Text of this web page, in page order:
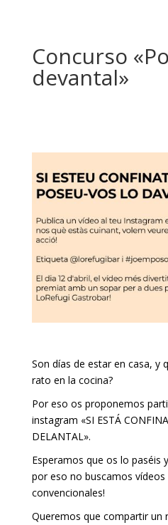
Concurso
devantal»
Son días de estar en casa, y
rato en la cocina?
Por eso os proponemos
instagram «SI ESTÁ
DELANTAL».
Esperamos que os lo paséis
por eso no buscamos vídeos
convencionales!
Queremos que compartir un